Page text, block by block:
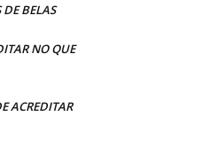
BELAS
NO QUE
ACREDITAR